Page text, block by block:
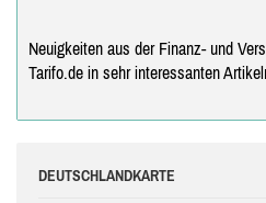
Neuigkeiten aus der Finanz- und
Tarifo.de in sehr interessanten
DEUTSCHLANDKARTE